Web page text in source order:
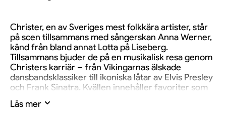
Christer, en av Sveriges mest folkkära artister, står
på scen tillsammans med sångerskan Anna Werner,
känd från bland annat Lotta på Liseberg.
Tillsammans bjuder de på en musikalisk resa genom
Christers karriär – från Vikingarnas älskade
dansbandsklassiker till ikoniska låtar av Elvis Presley
och Frank Sinatra. Kvällen innehåller favoriter som
Läs mer